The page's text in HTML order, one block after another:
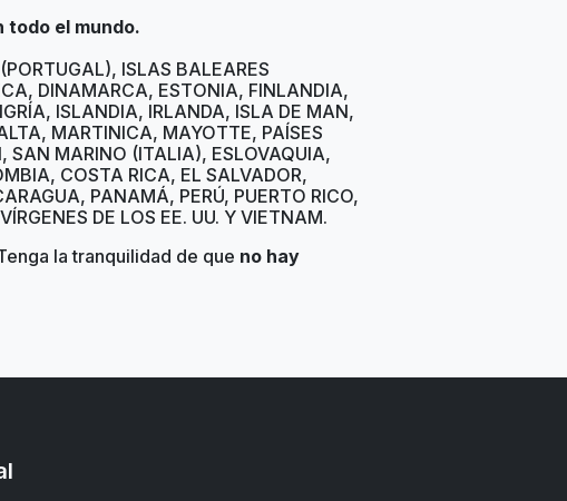
todo el mundo.
ISLAS BALEARES
DINAMARCA, ESTONIA, FINLANDIA,
ISLANDIA, IRLANDA, ISLA DE MAN,
MARTINICA, MAYOTTE, PAÍSES
SAN MARINO (ITALIA), ESLOVAQUIA,
COSTA RICA, EL SALVADOR,
PANAMÁ, PERÚ, PUERTO RICO,
DE LOS EE. UU. Y VIETNAM.
la tranquilidad de que no hay